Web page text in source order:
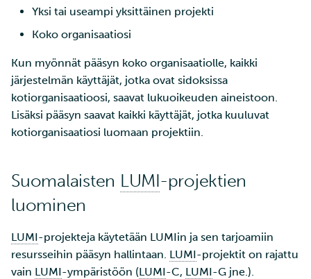
Yksi tai useampi yksittäinen projekti
Koko organisaatiosi
Kun myönnät pääsyn koko organisaatiolle, kaikki
järjestelmän käyttäjät, jotka ovat sidoksissa
kotiorganisaatioosi, saavat lukuoikeuden aineistoon.
Lisäksi pääsyn saavat kaikki käyttäjät, jotka kuuluvat
kotiorganisaatiosi luomaan projektiin.
Suomalaisten LUMI-projektien
luominen
LUMI-projekteja käytetään LUMIin ja sen tarjoamiin
resursseihin pääsyn hallintaan. LUMI-projektit on rajattu
vain LUMI-ympäristöön (LUMI-C, LUMI-G jne.).